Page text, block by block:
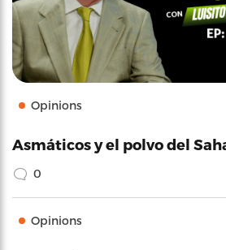
Opinions
Asmáticos y el polvo del
0
Opinions